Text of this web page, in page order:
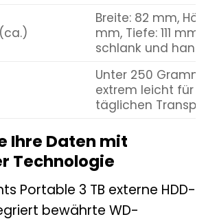
Breite: 82 mm,
mm, Tiefe: 111 mm
schlank und
Unter 250 Gramm
extrem leicht für
täglichen
Ihre Daten mit
Technologie
Portable 3 TB externe HDD-
bewährte WD-